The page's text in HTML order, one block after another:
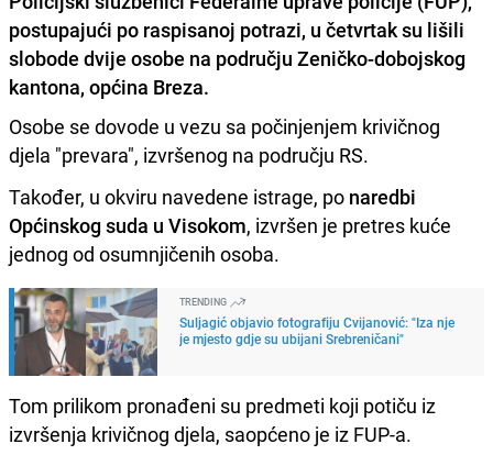
postupajući po raspisanoj potrazi, u četvrtak su lišili
slobode dvije osobe na području Zeničko-dobojskog
kantona, općina Breza.
Osobe se dovode u vezu sa počinjenjem krivičnog
djela "prevara", izvršenog na području RS.
Također, u okviru navedene istrage, po naredbi
Općinskog suda u Visokom, izvršen je pretres kuće
jednog od osumnjičenih osoba.
TRENDING
Suljagić objavio fotografiju Cvijanović: "Iza nje
je mjesto gdje su ubijani Srebreničani"
Tom prilikom pronađeni su predmeti koji potiču iz
izvršenja krivičnog djela, saopćeno je iz FUP-a.